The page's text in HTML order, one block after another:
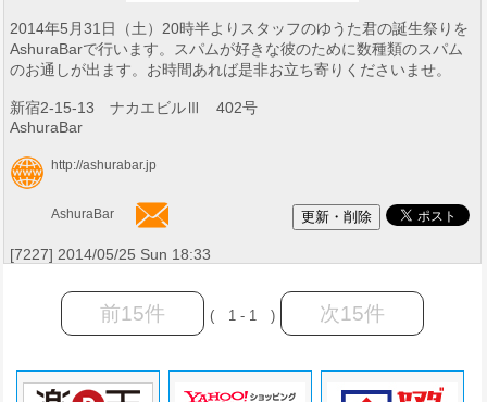
2014年5月31日（土）20時半よりスタッフのゆうた君の誕生祭りを
AshuraBarで行います。スパムが好きな彼のために数種類のスパム
のお通しが出ます。お時間あれば是非お立ち寄りくださいませ。
新宿2-15-13 ナカエビルⅢ 402号
AshuraBar
http://ashurabar.jp
AshuraBar
[7227] 2014/05/25 Sun 18:33
前15件 ( 1 - 1 ) 次15件